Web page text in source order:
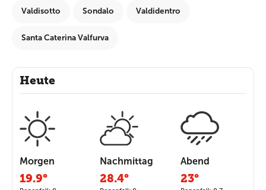
Valdisotto Sondalo Valdidentro
Santa Caterina Valfurva
Heute
Morgen
19.9°
Nachmittag
28.4°
Abend
23°